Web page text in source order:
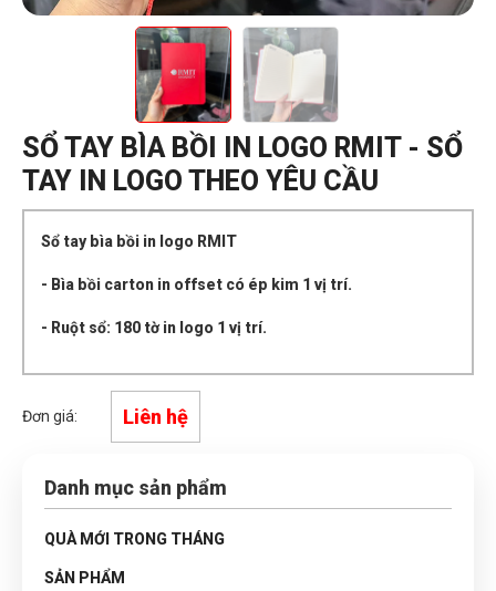
SỔ TAY BÌA BỒI IN LOGO RMIT - SỔ
TAY IN LOGO THEO YÊU CẦU
Sổ tay bìa bồi in logo RMIT
- Bìa bồi carton in offset có ép kim 1 vị trí.
- Ruột sổ: 180 tờ in logo 1 vị trí.
Đơn giá: Liên hệ
Danh mục sản phẩm
QUÀ MỚI TRONG THÁNG
SẢN PHẨM